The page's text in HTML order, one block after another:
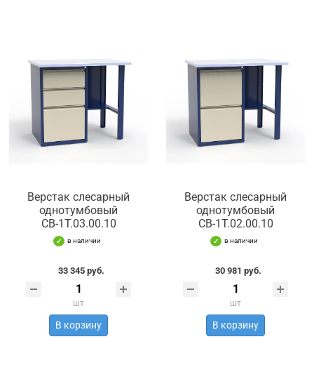
Верстак слесарный
однотумбовый
СВ-1Т.03.00.10
в наличии
33 345 руб.
шт
В корзину
Верстак слесарный
однотумбовый
СВ-1Т.02.00.10
в наличии
30 981 руб.
шт
В корзину